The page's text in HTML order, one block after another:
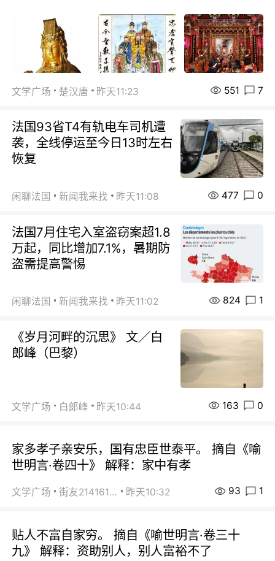
文学广场 楚汉唐 昨天11:23 551 7
法国93省T4有轨电车司机遭
袭，全线停运至今日13时左右
恢复
闲聊法国 新闻我来找 昨天11:08 477 0
法国7月住宅入室盗窃案超1.8
万起，同比增加7.1%，暑期防
盗需提高警惕
闲聊法国 新闻我来找 昨天11:02 824 1
《岁月河畔的沉思》 文／白
郎峰（巴黎）
文学广场 白郞峰 昨天10:44 163 0
家多孝子亲安乐，国有忠臣世泰平。 摘自《喻
世明言·卷四十》 解释：家中有孝
文学广场 街友21416156 昨天10:32 93 1
贴人不富自家穷。 摘自《喻世明言·卷三十
九》 解释：资助别人，别人富裕不了